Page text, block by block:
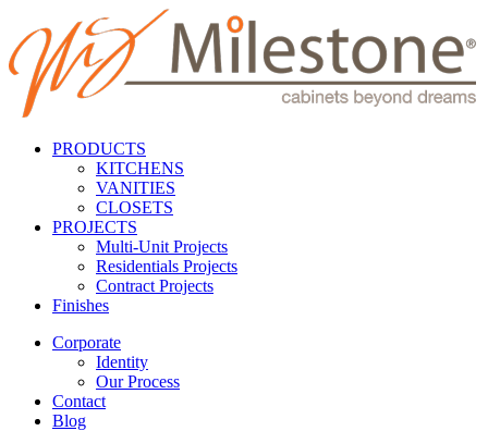
PRODUCTS
KITCHENS
VANITIES
CLOSETS
PROJECTS
Multi-Unit Projects
Residentials Projects
Contract Projects
Finishes
Corporate
Identity
Our Process
Contact
Blog